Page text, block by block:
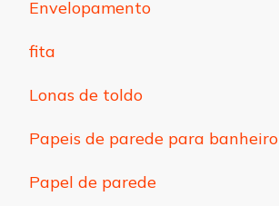
Envelopamento
fita
Lonas de toldo
Papeis de parede para banheiro
Papel de parede